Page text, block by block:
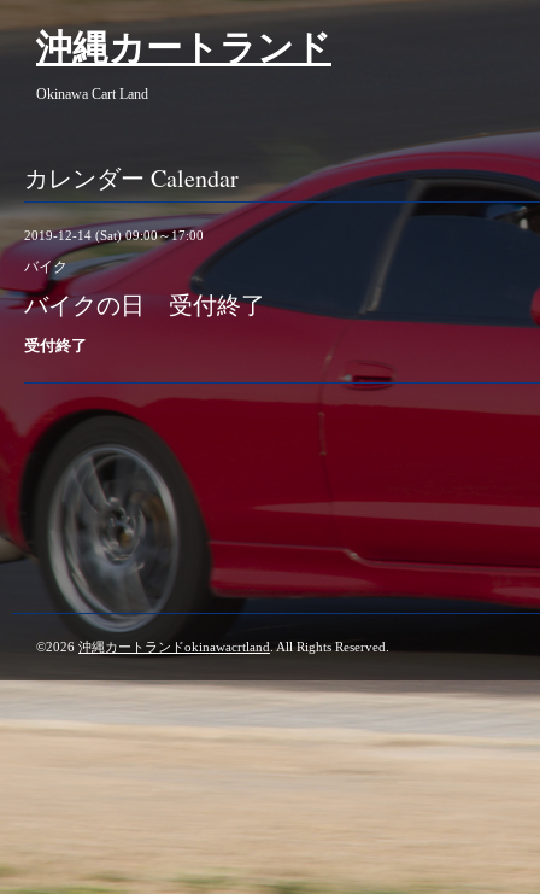
沖縄カートランド
Okinawa Cart Land
カレンダー Calendar
2019-12-14 (Sat) 09:00～17:00
バイク
バイクの日 受付終了
受付終了
©2026 沖縄カートランドokinawacrtland . All Rights Reserved.